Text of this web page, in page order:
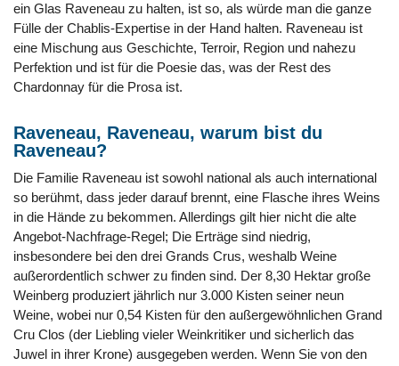
ein Glas Raveneau zu halten, ist so, als würde man die ganze
Fülle der Chablis-Expertise in der Hand halten. Raveneau ist
eine Mischung aus Geschichte, Terroir, Region und nahezu
Perfektion und ist für die Poesie das, was der Rest des
Chardonnay für die Prosa ist.
Raveneau, Raveneau, warum bist du
Raveneau?
Die Familie Raveneau ist sowohl national als auch international
so berühmt, dass jeder darauf brennt, eine Flasche ihres Weins
in die Hände zu bekommen. Allerdings gilt hier nicht die alte
Angebot-Nachfrage-Regel; Die Erträge sind niedrig,
insbesondere bei den drei Grands Crus, weshalb Weine
außerordentlich schwer zu finden sind. Der 8,30 Hektar große
Weinberg produziert jährlich nur 3.000 Kisten seiner neun
Weine, wobei nur 0,54 Kisten für den außergewöhnlichen Grand
Cru Clos (der Liebling vieler Weinkritiker und sicherlich das
Juwel in ihrer Krone) ausgegeben werden. Wenn Sie von den